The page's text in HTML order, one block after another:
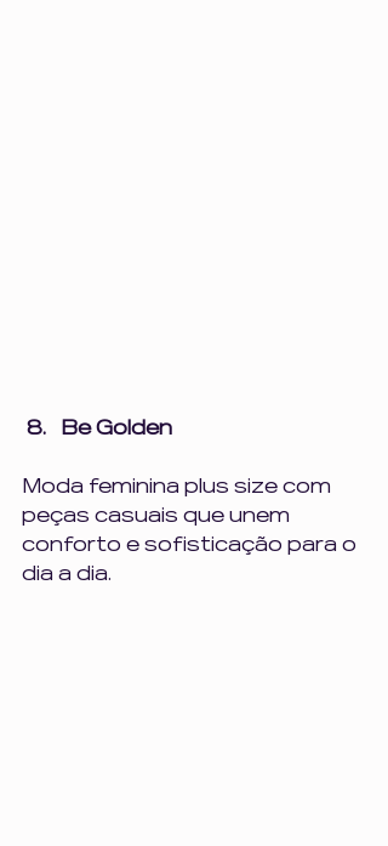
Be Golden
Moda feminina plus size com
peças casuais que unem
conforto e sofisticação para o
dia a dia.